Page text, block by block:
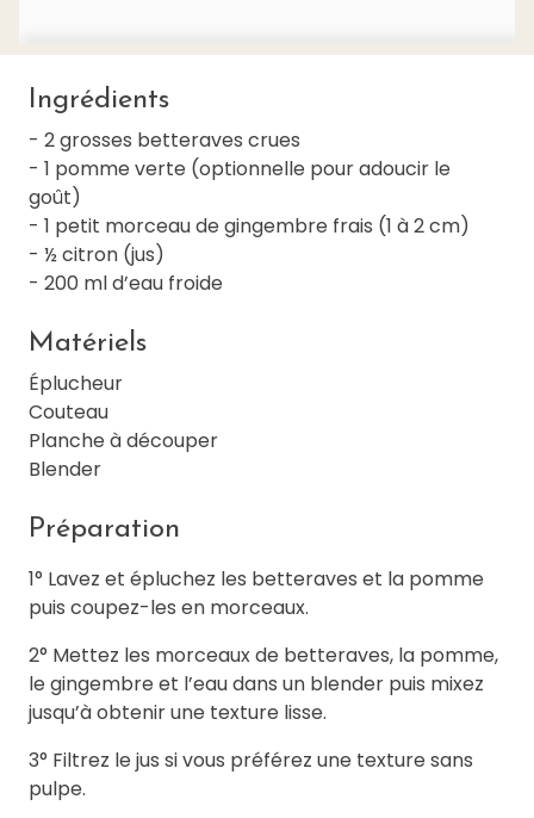
Ingrédients
- 2 grosses betteraves crues
- 1 pomme verte (optionnelle pour adoucir le
goût)
- 1 petit morceau de gingembre frais (1 à 2 cm)
- ½ citron (jus)
- 200 ml d’eau froide
Matériels
Éplucheur
Couteau
Planche à découper
Blender
Préparation
1° Lavez et épluchez les betteraves et la pomme
puis coupez-les en morceaux.
2° Mettez les morceaux de betteraves, la pomme,
le gingembre et l’eau dans un blender puis mixez
jusqu’à obtenir une texture lisse.
3° Filtrez le jus si vous préférez une texture sans
pulpe.